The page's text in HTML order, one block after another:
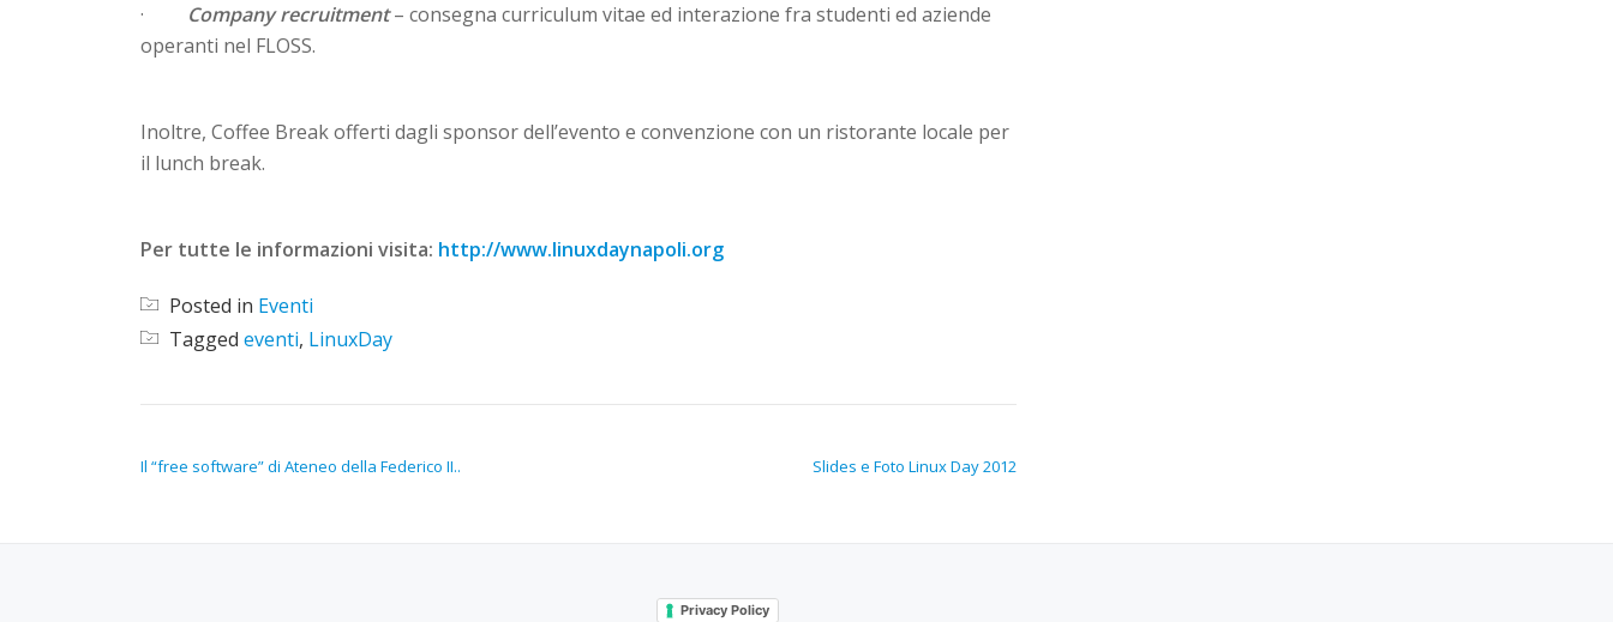
· Company recruitment– consegna curriculum vitae ed interazione fra studenti ed aziende
operanti nel FLOSS.
Inoltre, Coffee Break offerti dagli sponsor dell’evento e convenzione con un ristorante locale per
il lunch break.
Per tutte le informazioni visita: http://www.linuxdaynapoli.org
Posted in Eventi
Tagged eventi, LinuxDay
Il “free software” di Ateneo della Federico II.. Slides e Foto Linux Day 2012
Privacy Policy